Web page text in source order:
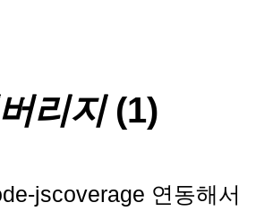
리지(1)
jscoverage 연동해서